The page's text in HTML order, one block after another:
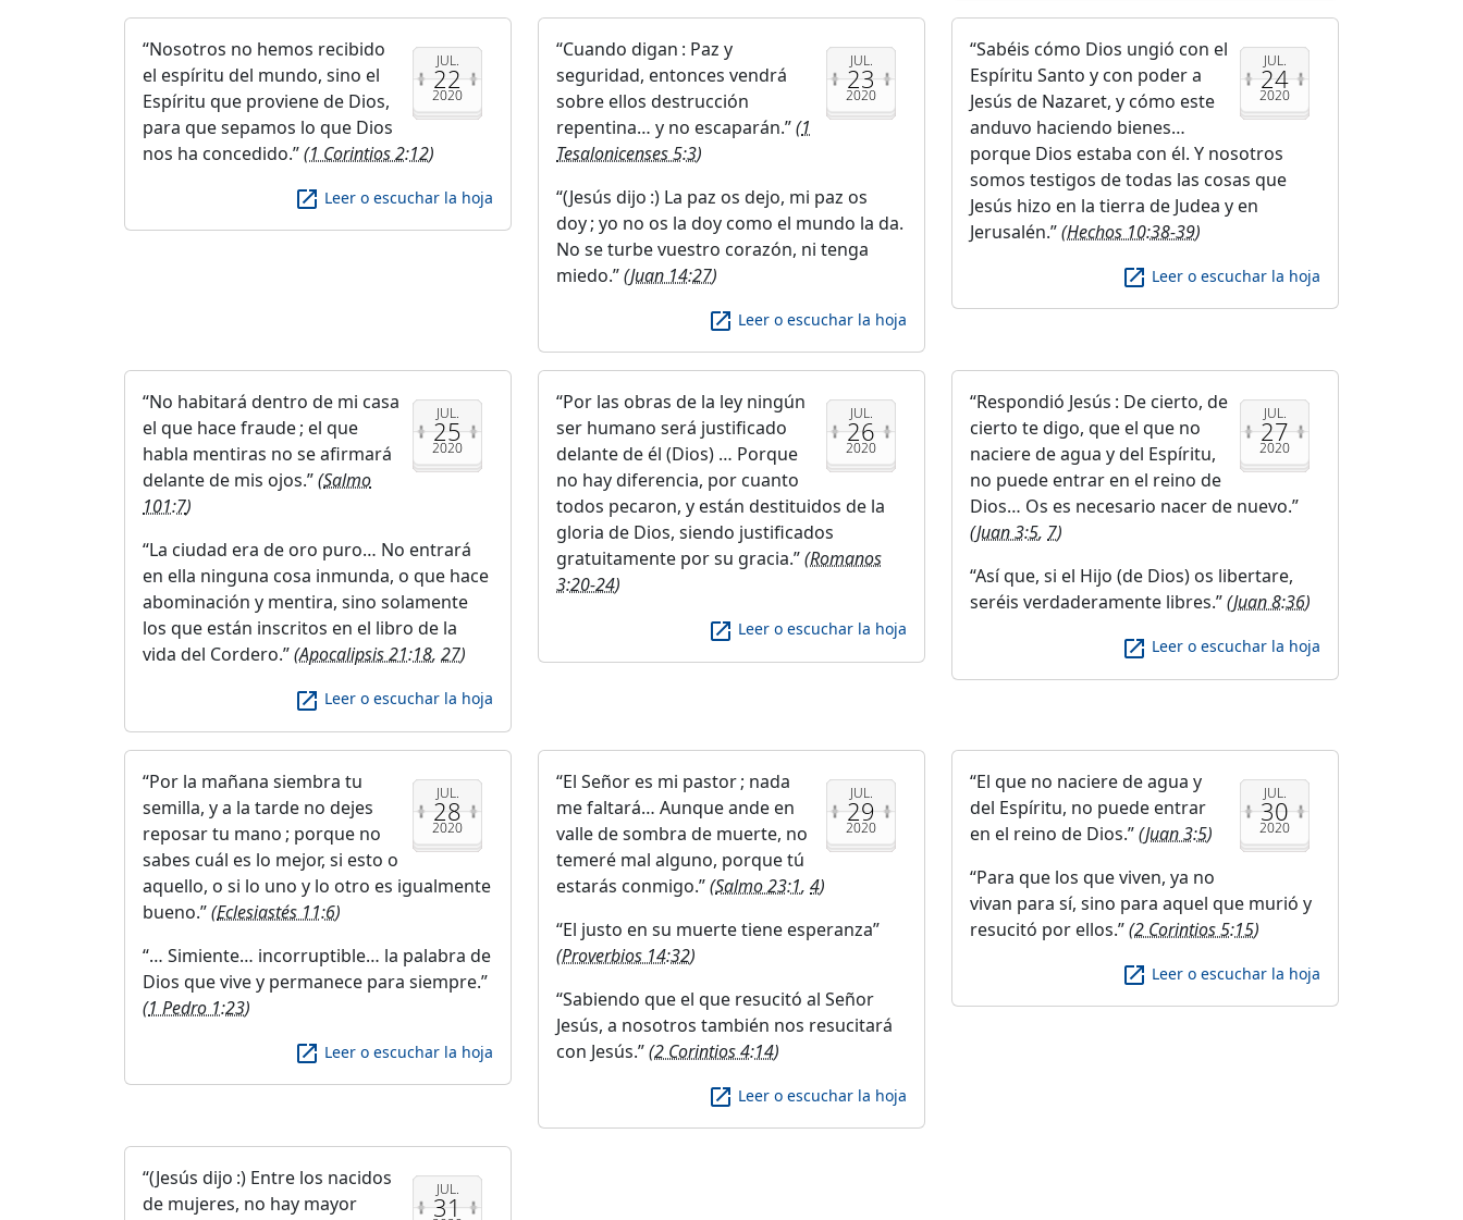
JUL.
22
2020
Nosotros no hemos recibido
el espíritu del mundo, sino el
Espíritu que proviene de Dios,
para que sepamos lo que Dios
nos ha concedido. (1 Corintios 2:12)
launch Leer o escuchar la hoja
JUL.
23
2020
Cuando digan : Paz y
seguridad, entonces vendrá
sobre ellos destrucción
repentina… y no escaparán. (1
Tesalonicenses 5:3)
(Jesús dijo :) La paz os dejo, mi paz os
doy ; yo no os la doy como el mundo la da.
No se turbe vuestro corazón, ni tenga
miedo. (Juan 14:27)
launch Leer o escuchar la hoja
JUL.
24
2020
Sabéis cómo Dios ungió con el
Espíritu Santo y con poder a
Jesús de Nazaret, y cómo este
anduvo haciendo bienes…
porque Dios estaba con él. Y nosotros
somos testigos de todas las cosas que
Jesús hizo en la tierra de Judea y en
Jerusalén. (Hechos 10:38-39)
launch Leer o escuchar la hoja
JUL.
25
2020
No habitará dentro de mi casa
el que hace fraude ; el que
habla mentiras no se afirmará
delante de mis ojos. (Salmo
101:7)
La ciudad era de oro puro… No entrará
en ella ninguna cosa inmunda, o que hace
abominación y mentira, sino solamente
los que están inscritos en el libro de la
vida del Cordero. (Apocalipsis 21:18, 27)
launch Leer o escuchar la hoja
JUL.
26
2020
Por las obras de la ley ningún
ser humano será justificado
delante de él (Dios) … Porque
no hay diferencia, por cuanto
todos pecaron, y están destituidos de la
gloria de Dios, siendo justificados
gratuitamente por su gracia. (Romanos
3:20-24)
launch Leer o escuchar la hoja
JUL.
27
2020
Respondió Jesús : De cierto, de
cierto te digo, que el que no
naciere de agua y del Espíritu,
no puede entrar en el reino de
Dios… Os es necesario nacer de nuevo.
(Juan 3:5, 7)
Así que, si el Hijo (de Dios) os libertare,
seréis verdaderamente libres. (Juan 8:36)
launch Leer o escuchar la hoja
JUL.
28
2020
Por la mañana siembra tu
semilla, y a la tarde no dejes
reposar tu mano ; porque no
sabes cuál es lo mejor, si esto o
aquello, o si lo uno y lo otro es igualmente
bueno. (Eclesiastés 11:6)
… Simiente… incorruptible… la palabra de
Dios que vive y permanece para siempre.
(1 Pedro 1:23)
launch Leer o escuchar la hoja
JUL.
29
2020
El Señor es mi pastor ; nada
me faltará… Aunque ande en
valle de sombra de muerte, no
temeré mal alguno, porque tú
estarás conmigo. (Salmo 23:1, 4)
El justo en su muerte tiene esperanza
(Proverbios 14:32)
Sabiendo que el que resucitó al Señor
Jesús, a nosotros también nos resucitará
con Jesús. (2 Corintios 4:14)
launch Leer o escuchar la hoja
JUL.
30
2020
El que no naciere de agua y
del Espíritu, no puede entrar
en el reino de Dios. (Juan 3:5)
Para que los que viven, ya no
vivan para sí, sino para aquel que murió y
resucitó por ellos. (2 Corintios 5:15)
launch Leer o escuchar la hoja
JUL.
31
(Jesús dijo :) Entre los nacidos
de mujeres, no hay mayor